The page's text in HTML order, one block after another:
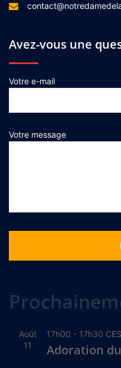
Avez-vous une
Votre e-mail
Votre message
Août
11
17h00 - 17h30
Adoration